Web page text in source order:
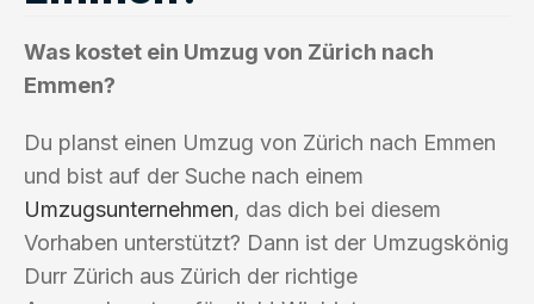
Was kostet ein Umzug von Zürich nach
Emmen?
Du planst einen Umzug von Zürich nach Emmen
und bist auf der Suche nach einem
Umzugsunternehmen, das dich bei diesem
Vorhaben unterstützt? Dann ist der Umzugskönig
Durr Zürich aus Zürich der richtige